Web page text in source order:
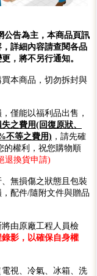
公告為主，本商品頁訊
詳細內容請查閱各品
，將不另行通知。
本商品，切勿拆封與
僅能以福利品出售，
之費用(回復原狀、
不等之費用) ，請先確
的權利，祝您購物順
退換貨申請)
無損傷之狀態且包裝
配件/隨附文件與贈品
由原廠工程人員檢
影，以確保自身權
視、冷氣、冰箱、洗